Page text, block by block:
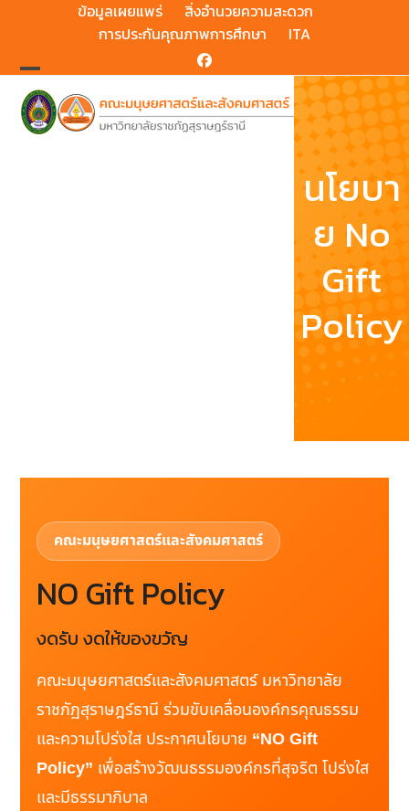
ข้อมูลเผยแพร่
สิ่งอำนวยความสะดวก
การประกันคุณภาพการศึกษา
ITA
Facebook
Open
mobile
Close
mobile
นโยบา
ย No
Gift
Policy
คณะมนุษยศาสตร์และสังคมศาสตร์
NO Gift Policy
งดรับ งดให้ของขวัญ
คณะมนุษยศาสตร์และสังคมศาสตร์ มหาวิทยาลัย
ราชภัฏสุราษฎร์ธานี ร่วมขับเคลื่อนองค์กรคุณธรรม
และความโปร่งใส ประกาศนโยบาย “NO Gift
Policy” เพื่อสร้างวัฒนธรรมองค์กรที่สุจริต โปร่งใส
และมีธรรมาภิบาล